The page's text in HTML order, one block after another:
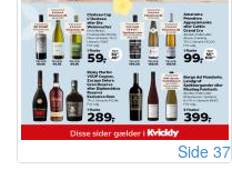
Side 37